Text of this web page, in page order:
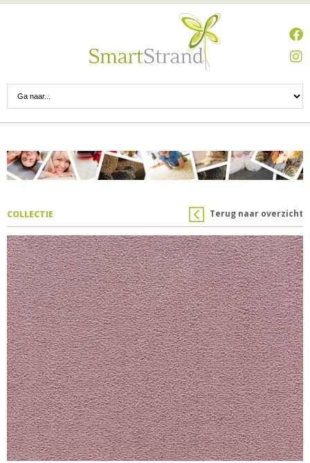
Terug naar overzicht
COLLECTIE